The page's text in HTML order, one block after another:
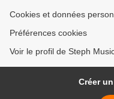
Cookies et données
Préférences cookies
Voir le profil de Steph
Créer